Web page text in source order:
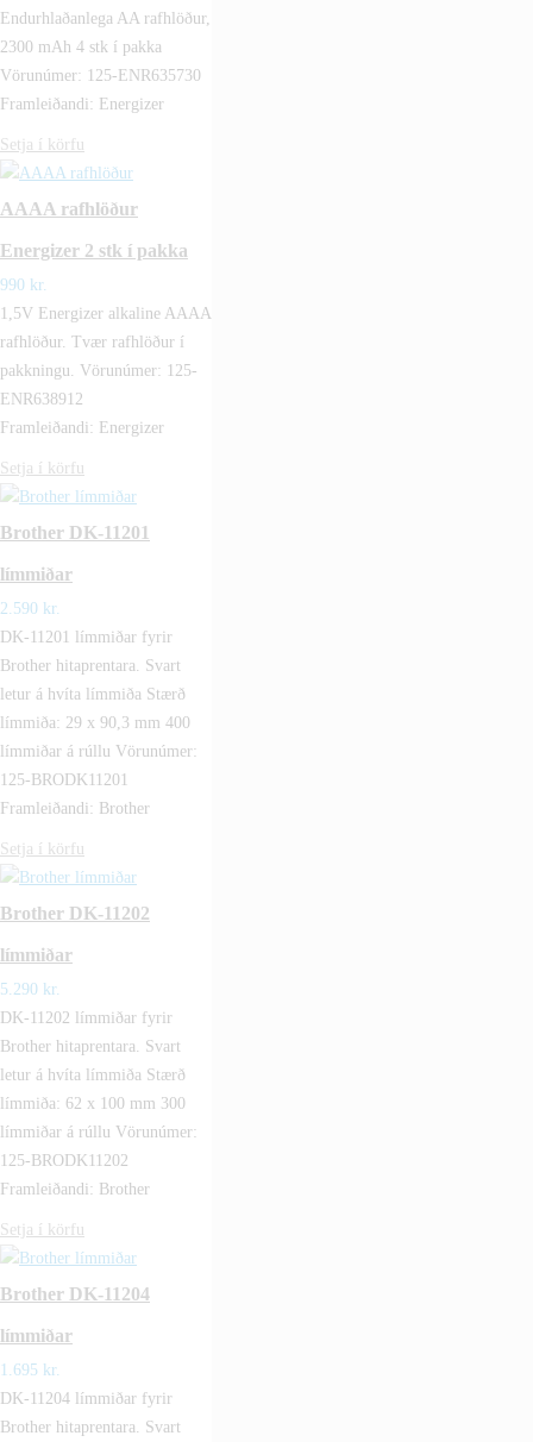
Endurhlaðanlega AA rafhlöður,
2300 mAh 4 stk í pakka
Vörunúmer: 125-ENR635730
Framleiðandi: Energizer
Setja í körfu
AAAA rafhlöður
Energizer 2 stk í pakka
990 kr.
1,5V Energizer alkaline AAAA
rafhlöður. Tvær rafhlöður í
pakkningu. Vörunúmer: 125-
ENR638912
Framleiðandi: Energizer
Setja í körfu
Brother DK-11201
límmiðar
2.590 kr.
DK-11201 límmiðar fyrir
Brother hitaprentara. Svart
letur á hvíta límmiða Stærð
límmiða: 29 x 90,3 mm 400
límmiðar á rúllu Vörunúmer:
125-BRODK11201
Framleiðandi: Brother
Setja í körfu
Brother DK-11202
límmiðar
5.290 kr.
DK-11202 límmiðar fyrir
Brother hitaprentara. Svart
letur á hvíta límmiða Stærð
límmiða: 62 x 100 mm 300
límmiðar á rúllu Vörunúmer:
125-BRODK11202
Framleiðandi: Brother
Setja í körfu
Brother DK-11204
límmiðar
1.695 kr.
DK-11204 límmiðar fyrir
Brother hitaprentara. Svart